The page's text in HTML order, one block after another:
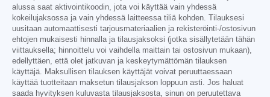
alussa saat aktivointikoodin, jota voi käyttää vain yhdessä
kokeilujaksossa ja vain yhdessä laitteessa tiliä kohden. Tilauksesi
uusitaan automaattisesti tarjousmateriaalien ja rekisteröinti-/ostosivun
ehtojen mukaisesti hinnalla ja tilausjaksoksi (jotka sisällytetään tähän
viittauksella; hinnoittelu voi vaihdella maittain tai ostosivun mukaan),
edellyttäen, että olet jatkuvan ja keskeytymättömän tilauksen
käyttäjä. Maksullisen tilauksen käyttäjät voivat peruuttaessaan
käyttää tuotteitaan maksetun tilausjakson loppuun asti. Jos haluat
saada hyvityksen kuluvasta tilausjaksosta, sinun on peruutettava